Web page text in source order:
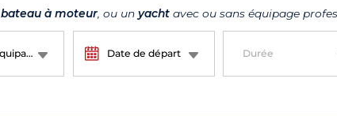
bateau à moteur , ou un yacht avec ou sans équipage
Avec ou sans équipage ? Date de départ Durée